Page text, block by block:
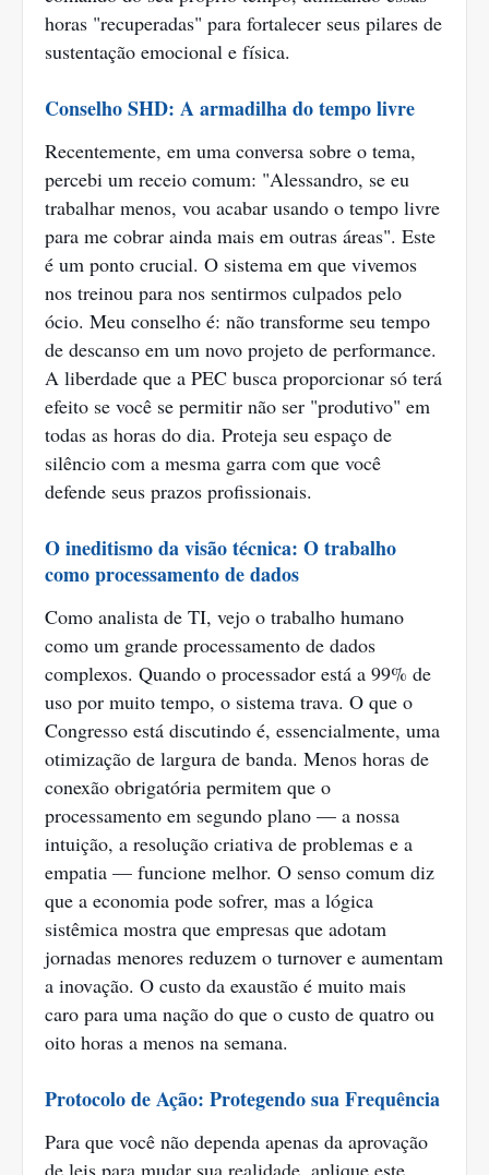
horas "recuperadas" para fortalecer seus pilares de
sustentação emocional e física.
Conselho SHD: A armadilha do tempo livre
Recentemente, em uma conversa sobre o tema,
percebi um receio comum: "Alessandro, se eu
trabalhar menos, vou acabar usando o tempo livre
para me cobrar ainda mais em outras áreas". Este
é um ponto crucial. O sistema em que vivemos
nos treinou para nos sentirmos culpados pelo
ócio. Meu conselho é: não transforme seu tempo
de descanso em um novo projeto de performance.
A liberdade que a PEC busca proporcionar só terá
efeito se você se permitir não ser "produtivo" em
todas as horas do dia. Proteja seu espaço de
silêncio com a mesma garra com que você
defende seus prazos profissionais.
O ineditismo da visão técnica: O trabalho
como processamento de dados
Como analista de TI, vejo o trabalho humano
como um grande processamento de dados
complexos. Quando o processador está a 99% de
uso por muito tempo, o sistema trava. O que o
Congresso está discutindo é, essencialmente, uma
otimização de largura de banda. Menos horas de
conexão obrigatória permitem que o
processamento em segundo plano — a nossa
intuição, a resolução criativa de problemas e a
empatia — funcione melhor. O senso comum diz
que a economia pode sofrer, mas a lógica
sistêmica mostra que empresas que adotam
jornadas menores reduzem o turnover e aumentam
a inovação. O custo da exaustão é muito mais
caro para uma nação do que o custo de quatro ou
oito horas a menos na semana.
Protocolo de Ação: Protegendo sua Frequência
Para que você não dependa apenas da aprovação
de leis para mudar sua realidade, aplique este